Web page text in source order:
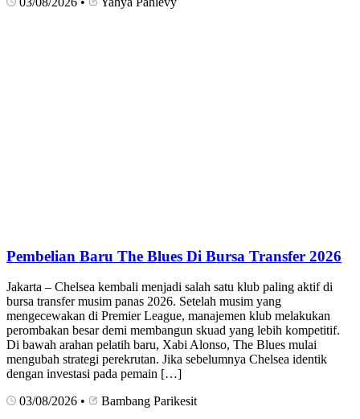
Pembelian Baru The Blues Di Bursa Transfer 2026
Jakarta – Chelsea kembali menjadi salah satu klub paling aktif di
bursa transfer musim panas 2026. Setelah musim yang
mengecewakan di Premier League, manajemen klub melakukan
perombakan besar demi membangun skuad yang lebih kompetitif.
Di bawah arahan pelatih baru, Xabi Alonso, The Blues mulai
mengubah strategi perekrutan. Jika sebelumnya Chelsea identik
dengan investasi pada pemain […]
03/08/2026 • Bambang Parikesit